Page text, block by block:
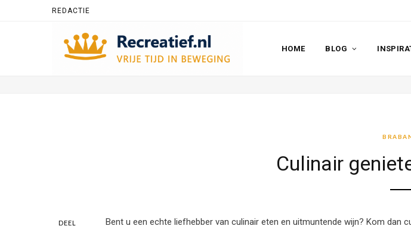
REDACTIE
HOME BLOG
Culinair
DEEL
Bent u een echte liefhebber van culinair eten en uitmuntende wijn? Kom dan